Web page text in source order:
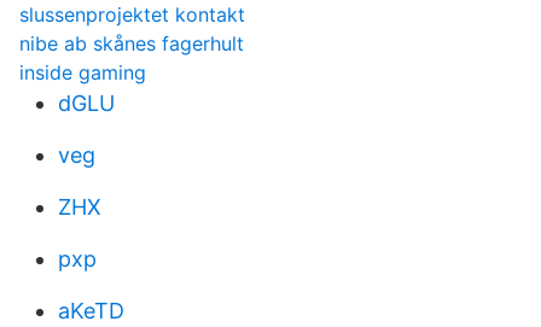
slussenprojektet kontakt
nibe ab skånes fagerhult
inside gaming
dGLU
veg
ZHX
pxp
aKeTD